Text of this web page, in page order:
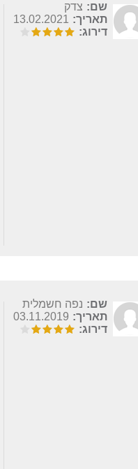
שם: צדק
תאריך: 13.02.2021
דירוג:
שם: נפה חשמלית
תאריך: 03.11.2019
דירוג: